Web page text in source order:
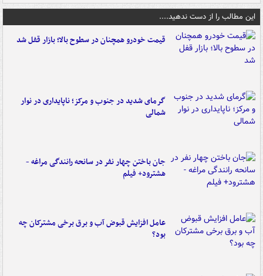
این مطالب را از دست ندهید....
قیمت خودرو همچنان در سطوح بالا؛ بازار قفل شد
گرمای شدید در جنوب و مرکز؛ ناپایداری در نوار
شمالی
جان باختن چهار نفر در سانحه رانندگی مراغه -
هشترود+ فیلم
عامل افزایش قبوض آب و برق برخی مشترکان چه
بود؟